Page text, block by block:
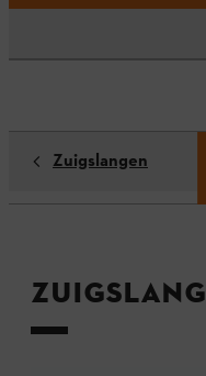
Zuigslangen
Zuigslang